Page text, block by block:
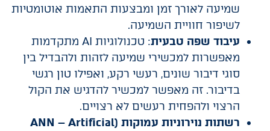
שמיעה לאורך זמן ומבצעות התאמות אוטומטיות
לשיפור חוויית השמיעה.
עיבוד שפה טבעית
: טכנולוגיות AI מתקדמות
מאפשרות למכשירי שמיעה לזהות ולהבדיל בין
סוגי דיבור שונים, רעשי רקע, ואפילו טון רגשי
בדיבור. זה מאפשר למכשיר להדגיש את הקול
הרצוי ולהפחית רעשים לא רצויים.
רשתות נוירוניות עמוקות (ANN – Artificial